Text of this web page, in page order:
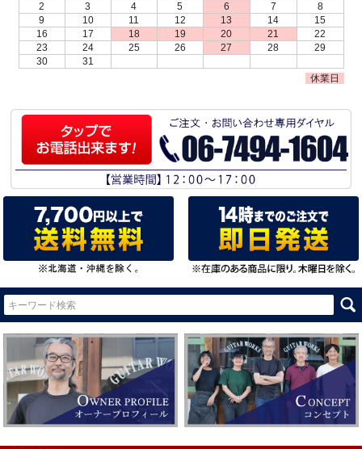
2
3 4 5 6 7
8
9
10 11 12 13 14
15
16
17 18 19 20 21
22
23
24 25 26 27 28
29
30
31
休業日